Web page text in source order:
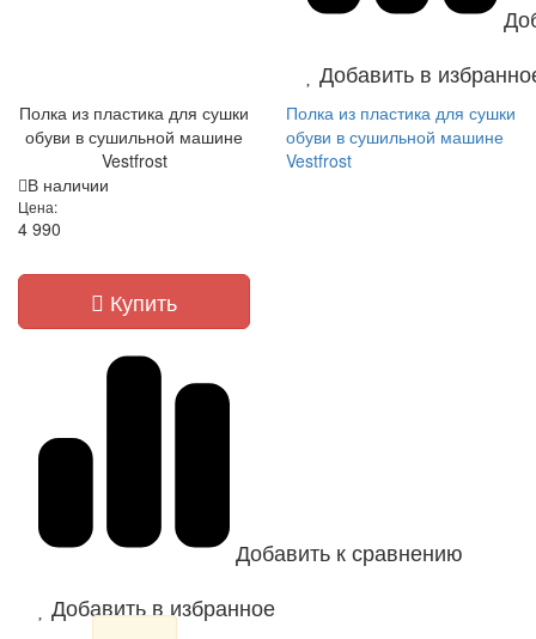
Добавить в
Полка из пластика для сушки
обуви в сушильной машине
Vestfrost
Полка из пластика для сушки
обуви в сушильной машине
Vestfrost
В наличии
Цена:
4 990
Купить
Добавить к сравнению
Добавить в избранное